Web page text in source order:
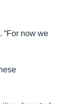
“For now we